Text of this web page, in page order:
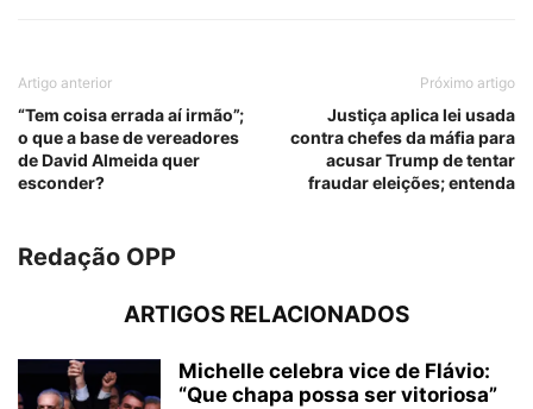
Artigo anterior
“Tem coisa errada aí irmão”;
o que a base de vereadores
de David Almeida quer
esconder?
Próximo artigo
Justiça aplica lei usada
contra chefes da máfia para
acusar Trump de tentar
fraudar eleições; entenda
Redação OPP
ARTIGOS RELACIONADOS
Michelle celebra vice de Flávio:
“Que chapa possa ser vitoriosa”